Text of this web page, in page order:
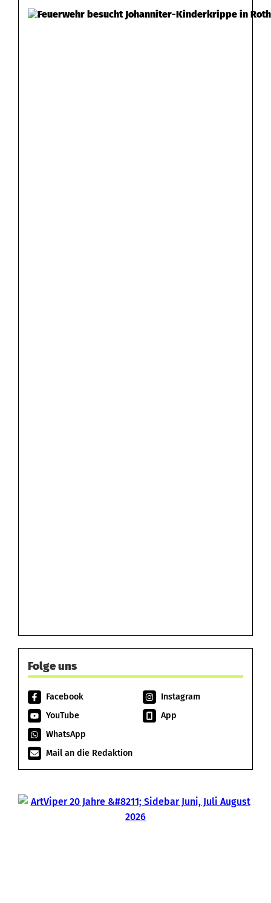
Folge uns
Facebook
Instagram
YouTube
App
WhatsApp
Mail an die Redaktion